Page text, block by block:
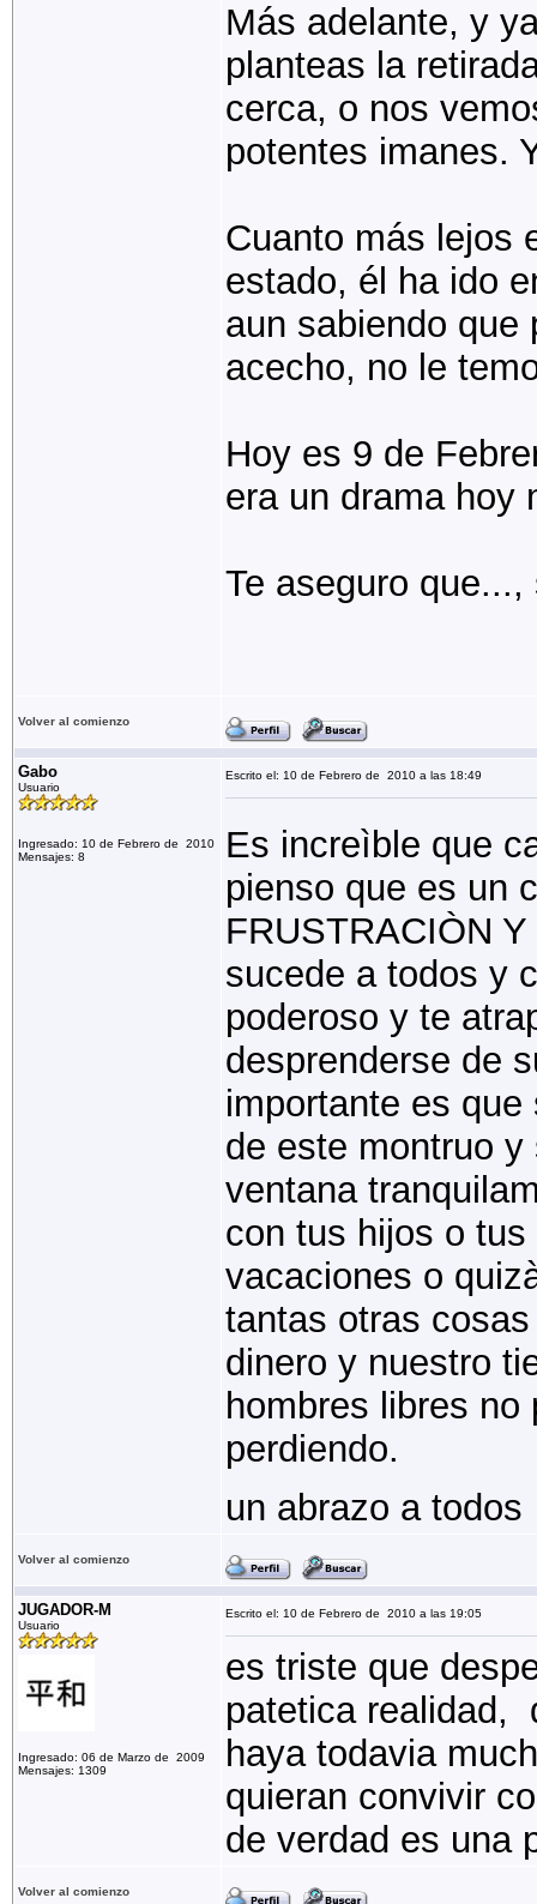
Más adelante, y
planteas la
cerca, o nos
potentes imanes.
Cuanto más lejos
estado, él ha ido
aun sabiendo que
acecho, no le
Hoy es 9 de
era un drama hoy
Te aseguro
Volver al comienzo
Gabo
Usuario
Ingresado: 10 de Febrero de 2010
Mensajes: 8
Escrito el: 10 de Febrero de 2010 a las 18:49
Es increìble que
pienso que es un
FRUSTRACIÒN
sucede a todos y
poderoso y te
desprenderse de
importante es
de este montruo
ventana
con tus hijos o
vacaciones o
tantas otras
dinero y nuestro
hombres libres
perdiendo.
un abrazo a todos
Volver al comienzo
JUGADOR-M
Usuario
Ingresado: 06 de Marzo de 2009
Mensajes: 1309
Escrito el: 10 de Febrero de 2010 a las 19:05
es triste que
patetica realidad,
haya todavia
quieran convivir
de verdad es una
Volver al comienzo